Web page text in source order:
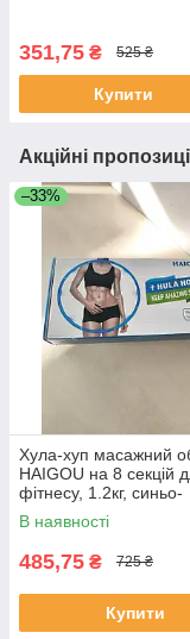
351,75 ₴ 525 ₴
Купити
Акційні
–33%
Хула-хуп масажний
HAIGOU на 8 секцій
фітнесу, 1.2кг, синьо-
фіолетовий
В наявності
485,75 ₴ 725 ₴
Купити